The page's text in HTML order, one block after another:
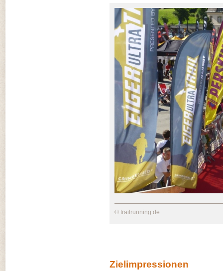
© trailrunning.de
Zielimpressionen